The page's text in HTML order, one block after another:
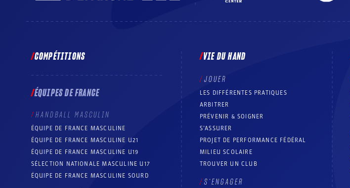
COMPÉTITIONS
ÉQUIPES DE FRANCE
HANDBALL MASCULIN
ÉQUIPE DE FRANCE MASCULINE
ÉQUIPE DE FRANCE MASCULINE U21
ÉQUIPE DE FRANCE MASCULINE U19
SÉLECTION NATIONALE MASCULINE U17
ÉQUIPE DE FRANCE MASCULINE SOURD
VIE DU HAND
JOUER
LES DIFFÉRENTES PRATIQUES
ARBITRER
PRÉVENIR & SOIGNER
S’ASSURER
PROJET DE PERFORMANCE FÉDÉRAL
MILIEU SCOLAIRE
TROUVER UN CLUB
S’ENGAGER